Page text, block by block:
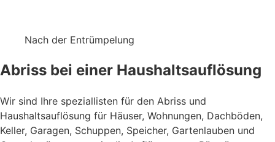
Nach der Entrümpelung
Abriss bei einer Haushaltsauflösung
Wir sind Ihre speziallisten für den Abriss und
Haushaltsauflösung für Häuser, Wohnungen, Dachböden,
Keller, Garagen, Schuppen, Speicher, Gartenlauben und